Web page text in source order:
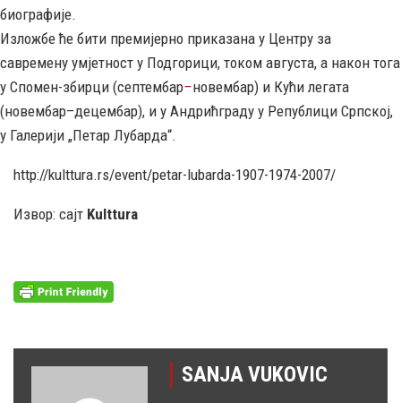
биографије.
Изложбе ће бити премијерно приказана у Центру за
савремену умјетност у Подгорици, током августа, а након тога
у Спомен-збирци (септембар–новембар) и Кући легата
(новембар–децембар), и у Андрићграду у Републици Српској,
у Галерији „Петар Лубарда“.
http://kulttura.rs/event/petar-lubarda-1907-1974-2007/
Извор: сајт Kulttura
SANJA VUKOVIC